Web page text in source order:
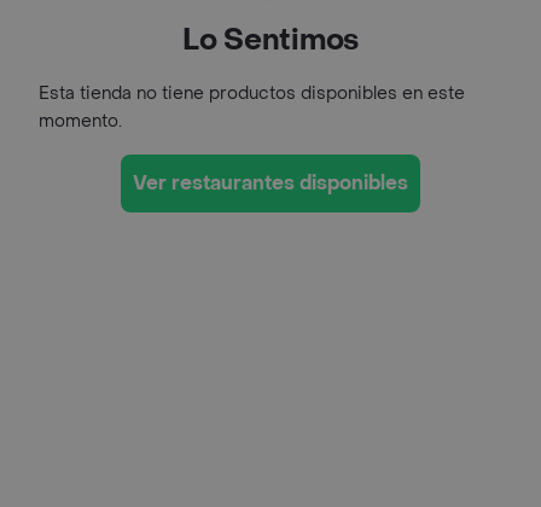
Lo Sentimos
Esta tienda no tiene productos disponibles en este
momento.
Ver restaurantes disponibles